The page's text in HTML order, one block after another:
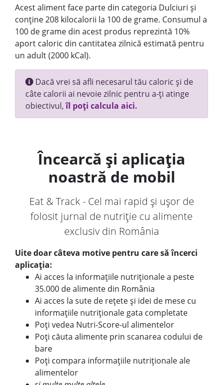
Acest aliment face parte din categoria Dulciuri și
conține 208 kilocalorii la 100 de grame. Consumul a
100 de grame din acest produs reprezintă 10%
aport caloric din cantitatea zilnică estimată pentru
un adult (2000 kCal).
Dacă vrei să afli necesarul tău caloric și de
câte calorii ai nevoie zilnic pentru a-ți atinge
obiectivul,îl poți calcula aici.
Încearcă și aplicația
noastră de mobil
Eat & Track - Cel mai rapid și ușor de
folosit jurnal de nutriție cu alimente
exclusiv din România
Uite doar câteva motive pentru care să încerci
aplicația:
Ai acces la informațiile nutriționale a peste
35.000 de alimente din România
Ai acces la sute de rețete și idei de mese cu
informațiile nutriționale gata completate
Poți vedea Nutri-Score-ul alimentelor
Poți căuta alimente prin scanarea codului de
bare
Poți compara informațiile nutriționale ale
alimentelor